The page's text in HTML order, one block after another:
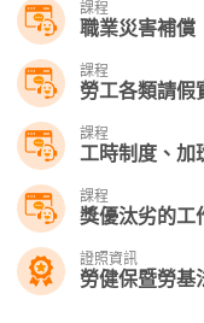
課程
職業災害補償
課程
勞工各類請假
課程
工時制度、加
課程
獎優汰劣的工
證照資訊
勞健保暨勞基